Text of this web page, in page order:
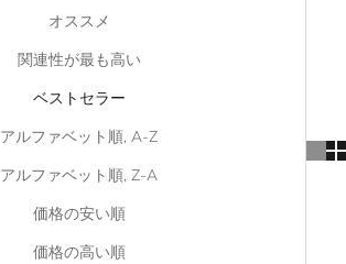
オススメ
関連性が最も高い
ベストセラー
アルファベット順, A-Z
アルファベット順, Z-A
価格の安い順
価格の高い順